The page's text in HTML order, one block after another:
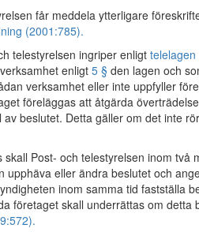
får meddela ytterligare
(2001:785).
telestyrelsen ingriper enligt
enligt 5 § den lagen och
verksamhet eller inte uppfyller
föreläggas att åtgärda
av beslutet. Detta gäller om det inte
skall Post- och telestyrelsen inom två
upphäva eller ändra beslutet och
inom samma tid fastställa
företaget skall underrättas om detta